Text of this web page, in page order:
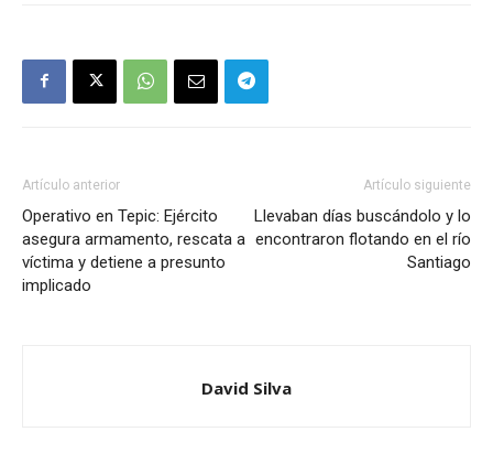
Artículo anterior
Operativo en Tepic: Ejército
asegura armamento, rescata a
víctima y detiene a presunto
implicado
Artículo siguiente
Llevaban días buscándolo y lo
encontraron flotando en el río
Santiago
David Silva